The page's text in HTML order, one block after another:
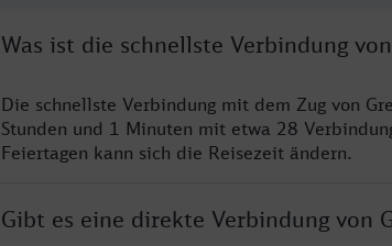
Was ist die schnellste Verbindung
Die schnellste Verbindung mit dem Zug von
Stunden und 1 Minuten mit etwa 28
Feiertagen kann sich die Reisezeit ändern.
Gibt es eine direkte Verbindung von